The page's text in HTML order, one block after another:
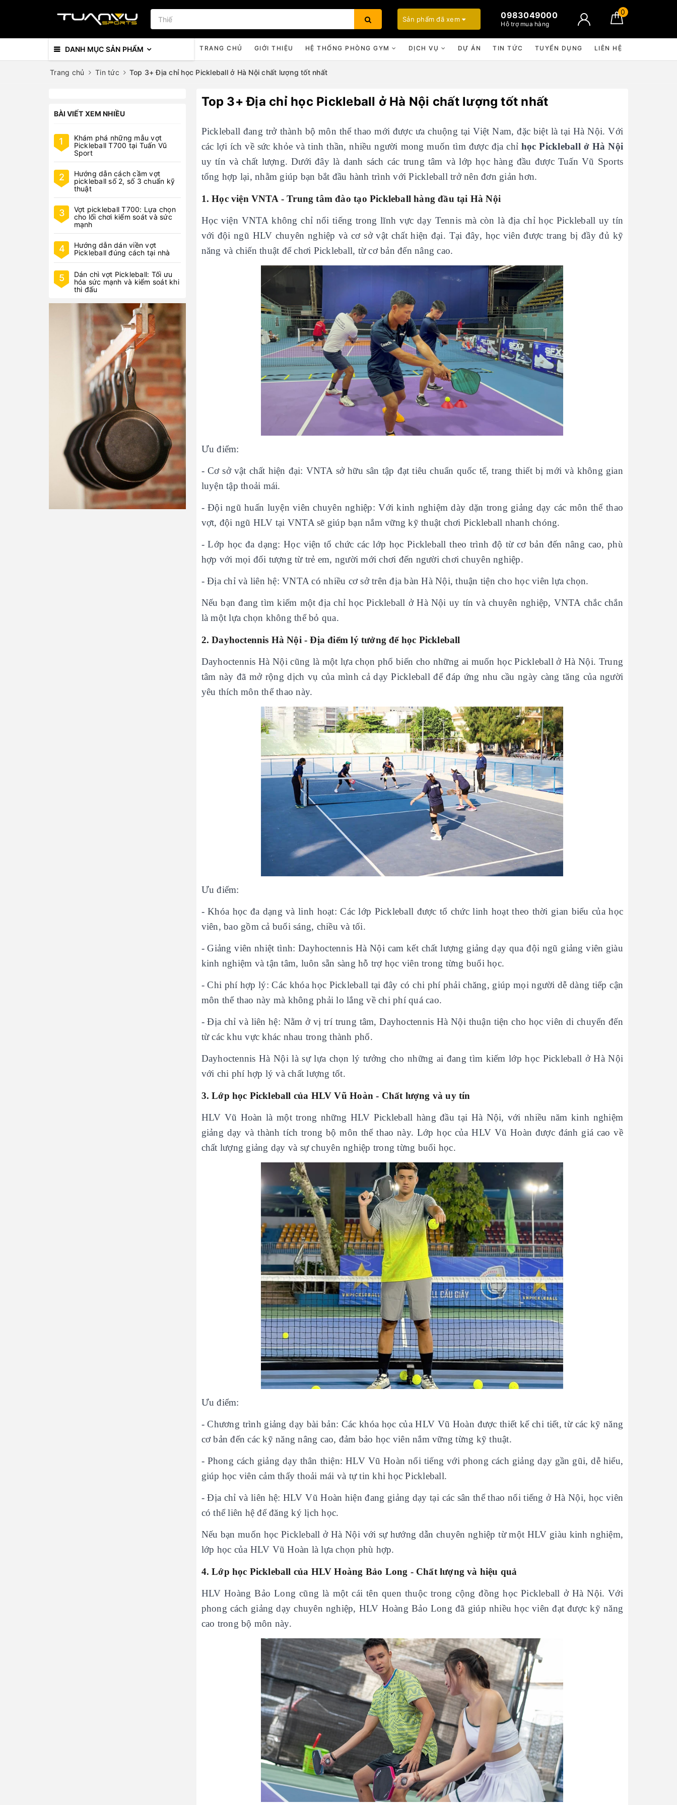
Sản phẩm đã xem 0983049000
Hỗ trợ mua hàng
0
DANH MỤC SẢN PHẨM TRANG CHỦ GIỚI THIỆU HỆ THỐNG PHÒNG GYM DỊCH VỤ DỰ ÁN TIN TỨC TUYỂN DỤNG LIÊN HỆ
Trang chủ Tin tức Top 3+ Địa chỉ học Pickleball ở Hà Nội chất lượng tốt nhất
Top 3+ Địa chỉ học Pickleball ở Hà Nội chất lượng tốt nhất
Pickleball đang trở thành bộ môn thể thao mới được ưa chuộng tại Việt Nam, đặc biệt là tại Hà Nội. Với
các lợi ích về sức khỏe và tinh thần, nhiều người mong muốn tìm được địa chỉ học Pickleball ở Hà Nội
uy tín và chất lượng. Dưới đây là danh sách các trung tâm và lớp học hàng đầu được Tuấn Vũ Sports
tổng hợp lại, nhằm giúp bạn bắt đầu hành trình với Pickleball trở nên đơn giản hơn.
1. Học viện VNTA - Trung tâm đào tạo Pickleball hàng đầu tại Hà Nội
Học viện VNTA không chỉ nổi tiếng trong lĩnh vực dạy Tennis mà còn là địa chỉ học Pickleball uy tín
với đội ngũ HLV chuyên nghiệp và cơ sở vật chất hiện đại. Tại đây, học viên được trang bị đầy đủ kỹ
năng và chiến thuật để chơi Pickleball, từ cơ bản đến nâng cao.
Ưu điểm:
- Cơ sở vật chất hiện đại: VNTA sở hữu sân tập đạt tiêu chuẩn quốc tế, trang thiết bị mới và không gian
luyện tập thoải mái.
- Đội ngũ huấn luyện viên chuyên nghiệp: Với kinh nghiệm dày dặn trong giảng dạy các môn thể thao
vợt, đội ngũ HLV tại VNTA sẽ giúp bạn nắm vững kỹ thuật chơi Pickleball nhanh chóng.
- Lớp học đa dạng: Học viện tổ chức các lớp học Pickleball theo trình độ từ cơ bản đến nâng cao, phù
hợp với mọi đối tượng từ trẻ em, người mới chơi đến người chơi chuyên nghiệp.
- Địa chỉ và liên hệ: VNTA có nhiều cơ sở trên địa bàn Hà Nội, thuận tiện cho học viên lựa chọn.
Nếu bạn đang tìm kiếm một địa chỉ học Pickleball ở Hà Nội uy tín và chuyên nghiệp, VNTA chắc chắn
là một lựa chọn không thể bỏ qua.
2. Dayhoctennis Hà Nội - Địa điểm lý tưởng để học Pickleball
Dayhoctennis Hà Nội cũng là một lựa chọn phổ biến cho những ai muốn học Pickleball ở Hà Nội. Trung
tâm này đã mở rộng dịch vụ của mình cả dạy Pickleball để đáp ứng nhu cầu ngày càng tăng của người
yêu thích môn thể thao này.
Ưu điểm:
- Khóa học đa dạng và linh hoạt: Các lớp Pickleball được tổ chức linh hoạt theo thời gian biểu của học
viên, bao gồm cả buổi sáng, chiều và tối.
- Giảng viên nhiệt tình: Dayhoctennis Hà Nội cam kết chất lượng giảng dạy qua đội ngũ giảng viên giàu
kinh nghiệm và tận tâm, luôn sẵn sàng hỗ trợ học viên trong từng buổi học.
- Chi phí hợp lý: Các khóa học Pickleball tại đây có chi phí phải chăng, giúp mọi người dễ dàng tiếp cận
môn thể thao này mà không phải lo lắng về chi phí quá cao.
- Địa chỉ và liên hệ: Nằm ở vị trí trung tâm, Dayhoctennis Hà Nội thuận tiện cho học viên di chuyển đến
từ các khu vực khác nhau trong thành phố.
Dayhoctennis Hà Nội là sự lựa chọn lý tưởng cho những ai đang tìm kiếm lớp học Pickleball ở Hà Nội
với chi phí hợp lý và chất lượng tốt.
3. Lớp học Pickleball của HLV Vũ Hoàn - Chất lượng và uy tín
HLV Vũ Hoàn là một trong những HLV Pickleball hàng đầu tại Hà Nội, với nhiều năm kinh nghiệm
giảng dạy và thành tích trong bộ môn thể thao này. Lớp học của HLV Vũ Hoàn được đánh giá cao về
chất lượng giảng dạy và sự chuyên nghiệp trong từng buổi học.
Ưu điểm:
- Chương trình giảng dạy bài bản: Các khóa học của HLV Vũ Hoàn được thiết kế chi tiết, từ các kỹ năng
cơ bản đến các kỹ năng nâng cao, đảm bảo học viên nắm vững từng kỹ thuật.
- Phong cách giảng dạy thân thiện: HLV Vũ Hoàn nổi tiếng với phong cách giảng dạy gần gũi, dễ hiểu,
giúp học viên cảm thấy thoải mái và tự tin khi học Pickleball.
- Địa chỉ và liên hệ: HLV Vũ Hoàn hiện đang giảng dạy tại các sân thể thao nổi tiếng ở Hà Nội, học viên
có thể liên hệ để đăng ký lịch học.
Nếu bạn muốn học Pickleball ở Hà Nội với sự hướng dẫn chuyên nghiệp từ một HLV giàu kinh nghiệm,
lớp học của HLV Vũ Hoàn là lựa chọn phù hợp.
4. Lớp học Pickleball của HLV Hoàng Bảo Long - Chất lượng và hiệu quả
HLV Hoàng Bảo Long cũng là một cái tên quen thuộc trong cộng đồng học Pickleball ở Hà Nội. Với
phong cách giảng dạy chuyên nghiệp, HLV Hoàng Bảo Long đã giúp nhiều học viên đạt được kỹ năng
cao trong bộ môn này.
BÀI VIẾT XEM NHIỀU
1
Khám phá những mẫu vợt
Pickleball T700 tại Tuấn Vũ
Sport
2
Hướng dẫn cách cầm vợt
pickleball số 2, số 3 chuẩn kỹ
thuật
3
Vợt pickleball T700: Lựa chọn
cho lối chơi kiểm soát và sức
mạnh
4
Hướng dẫn dán viền vợt
Pickleball đúng cách tại nhà
5
Dán chì vợt Pickleball: Tối ưu
hóa sức mạnh và kiểm soát khi
thi đấu